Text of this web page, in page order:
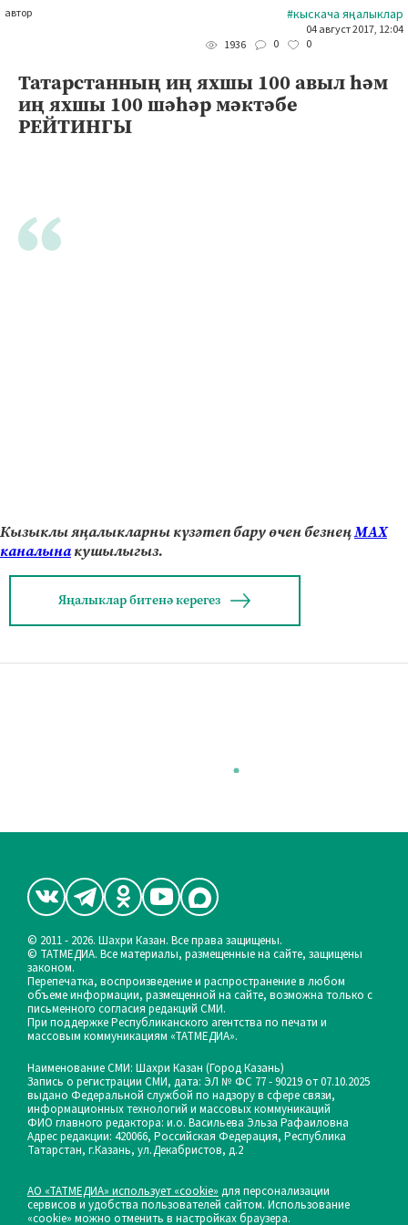
автор #кыскача яңалыклар
04 август 2017, 12:04
1936
0 0
Татарстанның иң яхшы 100 авыл һәм
иң яхшы 100 шәһәр мәктәбе
РЕЙТИНГЫ
Кызыклы яңалыкларны күзәтеп бару өчен безнеңМАХ
каналынакушылыгыз.
Яңалыклар битенә керегез
© 2011 - 2026. Шахри Казан. Все права защищены.
© ТАТМЕДИА. Все материалы, размещенные на сайте, защищены
законом.
Перепечатка, воспроизведение и распространение в любом
объеме информации, размещенной на сайте, возможна только с
письменного согласия редакций СМИ.
При поддержке Республиканского агентства по печати и
массовым коммуникациям «ТАТМЕДИА».
Наименование СМИ: Шахри Казан (Город Казань)
Запись о регистрации СМИ, дата: ЭЛ № ФС 77 - 90219 от 07.10.2025
выдано Федеральной службой по надзору в сфере связи,
информационных технологий и массовых коммуникаций
ФИО главного редактора: и.о. Васильева Эльза Рафаиловна
Адрес редакции: 420066, Российская Федерация, Республика
Татарстан, г.Казань, ул.Декабристов, д.2
АО «ТАТМЕДИА» использует «cookie» для персонализации
сервисов и удобства пользователей сайтом. Использование
«cookie» можно отменить в настройках браузера.